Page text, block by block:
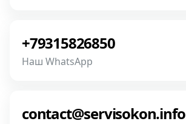
роботов и автоответчиков!
+79315826850
Наш WhatsApp
предметней если Вы пришлете
contact@servisokon.info